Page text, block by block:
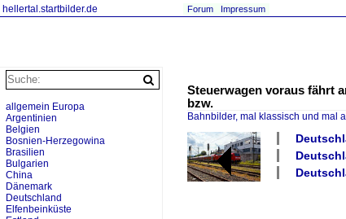
hellertal.startbilder.de Forum Impressum
Steuerwagen voraus fährt
bzw.
Bahnbilder, mal klassisch und mal
allgemein Europa
Argentinien
Belgien
Bosnien-Herzegowina
Brasilien
Bulgarien
China
Dänemark
Deutschland
Elfenbeinküste